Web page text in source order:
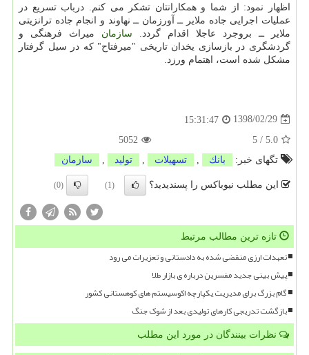
اظهار نمود: از شما و همكارانتان تشكر می كنم. درباب تسریع در
عملیات اجرایی جاده ملایر ــ آورزمان ــ نهاوند و انجام جاده ترانزیتی
ملایر ــ بروجرد عاجلا اقدام گردد. سازمان میراث فرهنگی و
گردشگری در بازسازی یخدان تاریخی "میرفتاح" كه در سیل گرفتار
مشكل شده است، اهتمام ورزد.
1398/02/29
15:31:47
5.0
/
5
5052
تگهای خبر:
بانك تسهیلات تولید سازمان
این مطلب نیوباکس را پسندیدید؟ (1)
(0)
تازه ترین مطالب مرتبط
تعهدات ارزی منقضی شده به دادستانی و تعزیرات می رود
پیش بینی جدید مفسرین درباره ی بازار طلا
گام بزرگ برای مدیریت یکپارچه اکوسیستم های کوهستانی کشور
بازگشت تدریجی کارهای تولیدی بعد از شوک جنگ
نظرات بینندگان در مورد این مطلب